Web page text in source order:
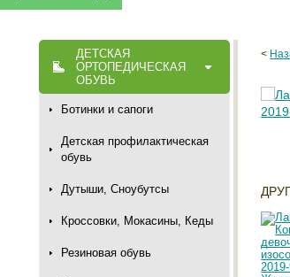
ДЕТСКАЯ
ОРТОПЕДИЧЕСКАЯ
ОБУВЬ
Ботинки и сапоги
Детская профилактическая
обувь
Дутыши, Сноубутсы
Кроссовки, Мокасины, Кеды
Резиновая обувь
<